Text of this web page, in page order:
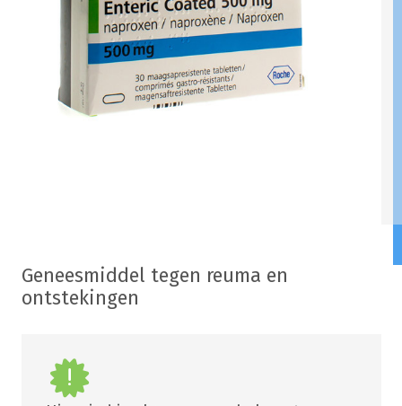
Geneesmiddel tegen reuma en
ontstekingen